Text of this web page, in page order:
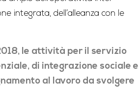
integrata, dell’alleanza con le
le attività per il servizio
di integrazione sociale e
al lavoro da svolgere